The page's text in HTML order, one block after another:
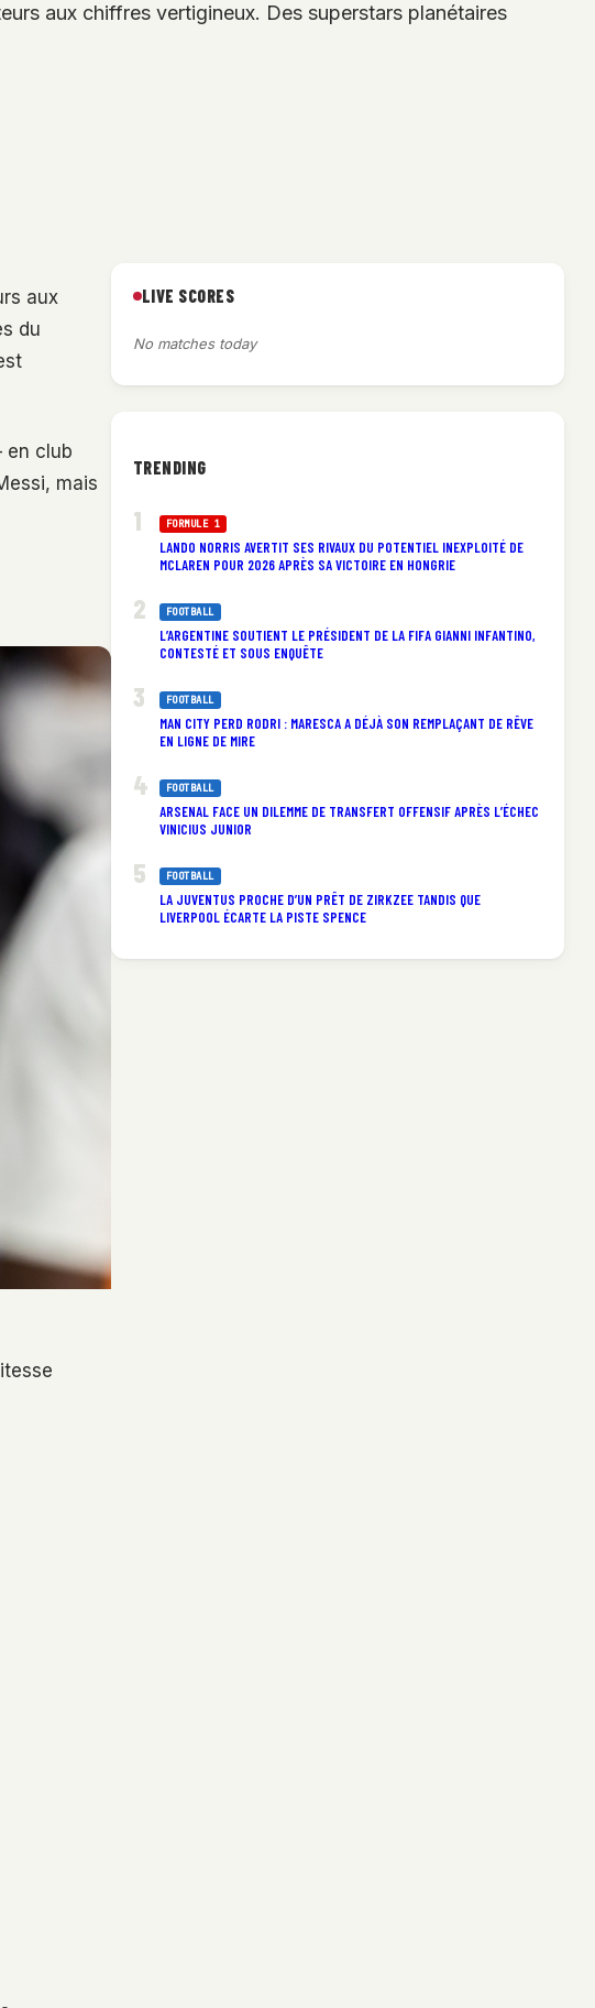
aux chiffres vertigineux. Des superstars planétaires
aux
du
en club
mais
LIVE SCORES
No matches today
TRENDING
FORMULE 1
LANDO NORRIS AVERTIT SES RIVAUX DU POTENTIEL INEXPLOITÉ DE
MCLAREN POUR 2026 APRÈS SA VICTOIRE EN HONGRIE
FOOTBALL
L’ARGENTINE SOUTIENT LE PRÉSIDENT DE LA FIFA GIANNI INFANTINO,
CONTESTÉ ET SOUS ENQUÊTE
FOOTBALL
MAN CITY PERD RODRI : MARESCA A DÉJÀ SON REMPLAÇANT DE RÊVE
EN LIGNE DE MIRE
FOOTBALL
ARSENAL FACE UN DILEMME DE TRANSFERT OFFENSIF APRÈS L’ÉCHEC
VINICIUS JUNIOR
FOOTBALL
LA JUVENTUS PROCHE D’UN PRÊT DE ZIRKZEE TANDIS QUE
LIVERPOOL ÉCARTE LA PISTE SPENCE